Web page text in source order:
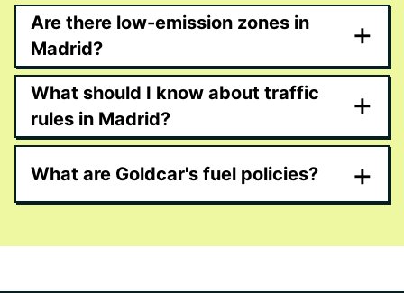
Are there low-emission zones in
Madrid?
+
What should I know about traffic
rules in Madrid?
+
What are Goldcar's fuel policies? +